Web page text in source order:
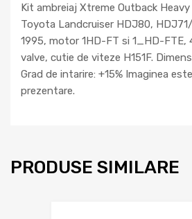
Kit ambreiaj Xtreme Outback
Toyota Landcruiser HDJ80,
1995, motor 1HD-FT si 1_HD-FTE,
valve, cutie de viteze H151F.
Grad de intarire: +15% Imaginea
prezentare.
PRODUSE SIMILARE